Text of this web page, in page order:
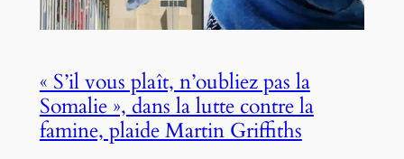
« S’il vous plaît, n’oubliez pas la
Somalie », dans la lutte contre la
famine, plaide Martin Griffiths